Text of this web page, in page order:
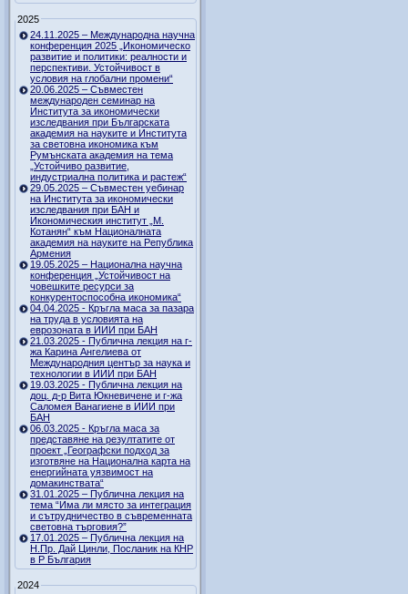
2025
24.11.2025 – Международна научна
конференция 2025 „Икономическо
развитие и политики: реалности и
перспективи. Устойчивост в
условия на глобални промени“
20.06.2025 – Съвместен
международен семинар на
Института за икономически
изследвания при Българската
академия на науките и Института
за световна икономика към
Румънската академия на тема
„Устойчиво развитие,
индустриална политика и растеж“
29.05.2025 – Съвместен уебинар
на Института за икономически
изследвания при БАН и
Икономическия институт „М.
Котанян“ към Националната
академия на науките на Република
Армения
19.05.2025 – Национална научна
конференция „Устойчивост на
човешките ресурси за
конкурентоспособна икономика“
04.04.2025 - Кръгла маса за пазара
на труда в условията на
еврозоната в ИИИ при БАН
21.03.2025 - Публична лекция на г-
жа Карина Ангелиева от
Международния център за наука и
технологии в ИИИ при БАН
19.03.2025 - Публична лекция на
доц. д-р Вита Юкневичене и г-жа
Саломея Ванагиене в ИИИ при
БАН
06.03.2025 - Кръгла маса за
представяне на резултатите от
проект „Географски подход за
изготвяне на Национална карта на
енергийната уязвимост на
домакинствата“
31.01.2025 – Публична лекция на
тема “Има ли място за интеграция
и сътрудничество в съвременната
световна търговия?”
17.01.2025 – Публична лекция на
Н.Пр. Дай Цинли, Посланик на КНР
в Р България
2024